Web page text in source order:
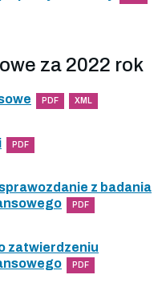
za 2022 rok
PDF XML
PDF
z badania
PDF
zatwierdzeniu
PDF